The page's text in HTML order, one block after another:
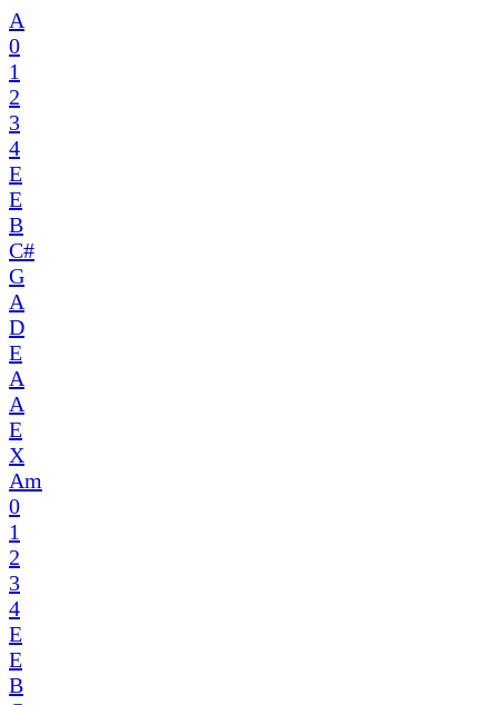
A
0
1
2
3
4
E
E
B
C#
G
A
D
E
A
A
E
X
Am
0
1
2
3
4
E
E
B